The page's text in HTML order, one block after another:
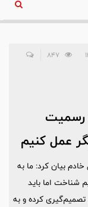
رسمیت
عمل کنیم
بیان کرد: ما به
شناخت اما باید
تصمیم‌گیری کرده و به